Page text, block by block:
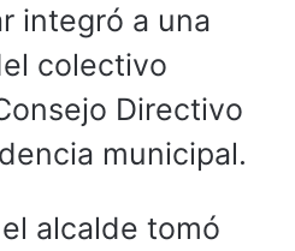
integró a una
colectivo
Directivo
municipal.
alcalde tomó